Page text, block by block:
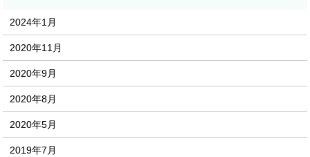
2024年1月
2020年11月
2020年9月
2020年8月
2020年5月
2019年7月